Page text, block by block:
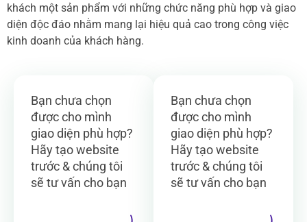
khách một sản phẩm với những chức năng phù hợp và giao
diện độc đáo nhằm mang lại hiệu quả cao trong công việc
kinh doanh của khách hàng.
Bạn chưa chọn
được cho mình
giao diện phù hợp?
Hãy tạo website
trước & chúng tôi
sẽ tư vấn cho bạn
Bạn chưa chọn
được cho mình
giao diện phù hợp?
Hãy tạo website
trước & chúng tôi
sẽ tư vấn cho bạn